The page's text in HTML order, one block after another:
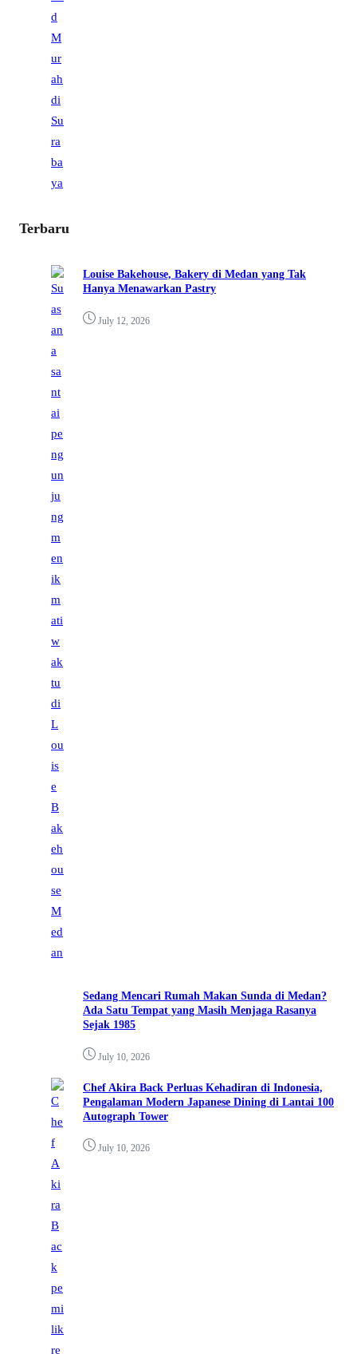
Terbaru
Louise Bakehouse, Bakery di Medan yang Tak
Hanya Menawarkan Pastry
July 12, 2026
Sedang Mencari Rumah Makan Sunda di Medan?
Ada Satu Tempat yang Masih Menjaga Rasanya
Sejak 1985
July 10, 2026
Chef Akira Back Perluas Kehadiran di Indonesia,
Pengalaman Modern Japanese Dining di Lantai 100
Autograph Tower
July 10, 2026